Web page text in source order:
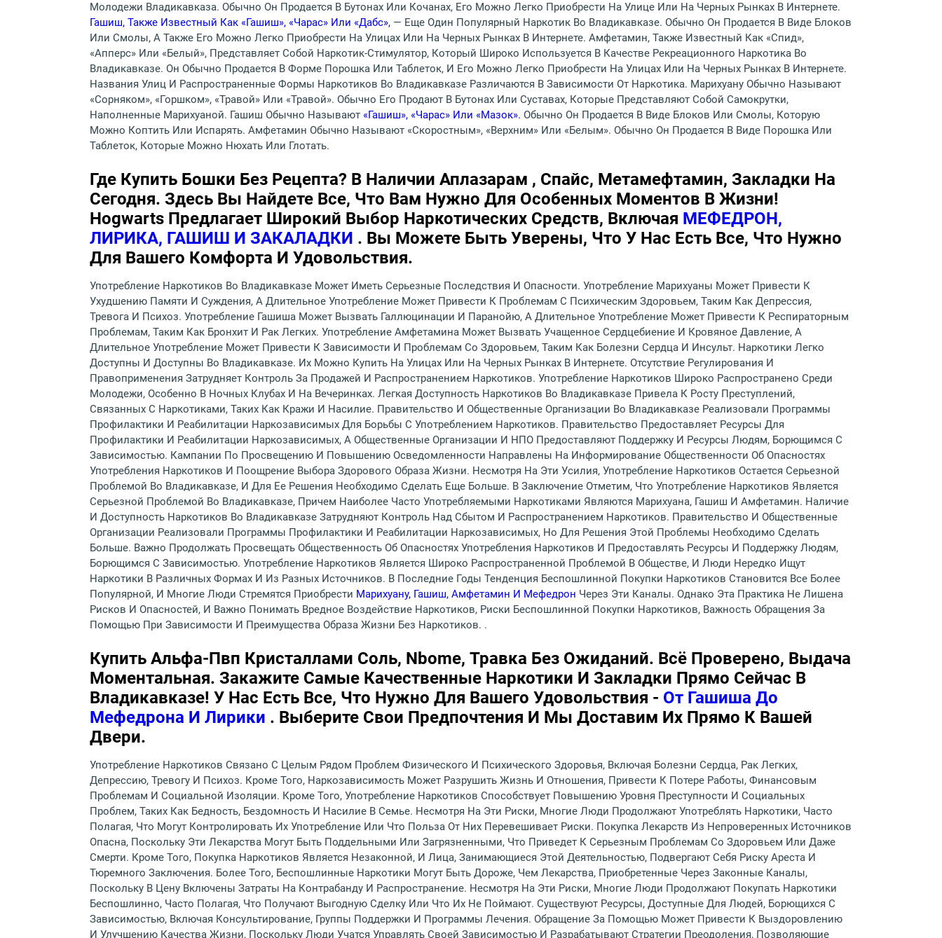
Молодежи Владикавказа. Обычно Он Продается В Бутонах Или Кочанах, Его Можно Легко Приобрести На Улице Или На Черных Рынках В Интернете.
Гашиш, Также Известный Как «гашиш», «чарас» Или «дабс», — Еще Один Популярный Наркотик Во Владикавказе. Обычно Он Продается В Виде Блоков
Или Смолы, А Также Его Можно Легко Приобрести На Улицах Или На Черных Рынках В Интернете. Амфетамин, Также Известный Как «спид»,
«апперс» Или «белый», Представляет Собой Наркотик-Стимулятор, Который Широко Используется В Качестве Рекреационного Наркотика Во
Владикавказе. Он Обычно Продается В Форме Порошка Или Таблеток, И Его Можно Легко Приобрести На Улицах Или На Черных Рынках В Интернете.
Названия Улиц И Распространенные Формы Наркотиков Во Владикавказе Различаются В Зависимости От Наркотика. Марихуану Обычно Называют
«сорняком», «горшком», «травой» Или «травой». Обычно Его Продают В Бутонах Или Суставах, Которые Представляют Собой Самокрутки,
Наполненные Марихуаной. Гашиш Обычно Называют «гашиш», «чарас» Или «мазок». Обычно Он Продается В Виде Блоков Или Смолы, Которую
Можно Коптить Или Испарять. Амфетамин Обычно Называют «скоростным», «верхним» Или «белым». Обычно Он Продается В Виде Порошка Или
Таблеток, Которые Можно Нюхать Или Глотать.
Где Купить Бошки Без Рецепта? В Наличии Аплазарам , Спайс, Метамефтамин, Закладки На
Сегодня. Здесь Вы Найдете Все, Что Вам Нужно Для Особенных Моментов В Жизни!
Hogwarts Предлагает Широкий Выбор Наркотических Средств, Включая МЕФЕДРОН,
ЛИРИКА, ГАШИШ И ЗАКАЛАДКИ . Вы Можете Быть Уверены, Что У Нас Есть Все, Что Нужно
Для Вашего Комфорта И Удовольствия.
Употребление Наркотиков Во Владикавказе Может Иметь Серьезные Последствия И Опасности. Употребление Марихуаны Может Привести К
Ухудшению Памяти И Суждения, А Длительное Употребление Может Привести К Проблемам С Психическим Здоровьем, Таким Как Депрессия,
Тревога И Психоз. Употребление Гашиша Может Вызвать Галлюцинации И Паранойю, А Длительное Употребление Может Привести К Респираторным
Проблемам, Таким Как Бронхит И Рак Легких. Употребление Амфетамина Может Вызвать Учащенное Сердцебиение И Кровяное Давление, А
Длительное Употребление Может Привести К Зависимости И Проблемам Со Здоровьем, Таким Как Болезни Сердца И Инсульт. Наркотики Легко
Доступны И Доступны Во Владикавказе. Их Можно Купить На Улицах Или На Черных Рынках В Интернете. Отсутствие Регулирования И
Правоприменения Затрудняет Контроль За Продажей И Распространением Наркотиков. Употребление Наркотиков Широко Распространено Среди
Молодежи, Особенно В Ночных Клубах И На Вечеринках. Легкая Доступность Наркотиков Во Владикавказе Привела К Росту Преступлений,
Связанных С Наркотиками, Таких Как Кражи И Насилие. Правительство И Общественные Организации Во Владикавказе Реализовали Программы
Профилактики И Реабилитации Наркозависимых Для Борьбы С Употреблением Наркотиков. Правительство Предоставляет Ресурсы Для
Профилактики И Реабилитации Наркозависимых, А Общественные Организации И НПО Предоставляют Поддержку И Ресурсы Людям, Борющимся С
Зависимостью. Кампании По Просвещению И Повышению Осведомленности Направлены На Информирование Общественности Об Опасностях
Употребления Наркотиков И Поощрение Выбора Здорового Образа Жизни. Несмотря На Эти Усилия, Употребление Наркотиков Остается Серьезной
Проблемой Во Владикавказе, И Для Ее Решения Необходимо Сделать Еще Больше. В Заключение Отметим, Что Употребление Наркотиков Является
Серьезной Проблемой Во Владикавказе, Причем Наиболее Часто Употребляемыми Наркотиками Являются Марихуана, Гашиш И Амфетамин. Наличие
И Доступность Наркотиков Во Владикавказе Затрудняют Контроль Над Сбытом И Распространением Наркотиков. Правительство И Общественные
Организации Реализовали Программы Профилактики И Реабилитации Наркозависимых, Но Для Решения Этой Проблемы Необходимо Сделать
Больше. Важно Продолжать Просвещать Общественность Об Опасностях Употребления Наркотиков И Предоставлять Ресурсы И Поддержку Людям,
Борющимся С Зависимостью. Употребление Наркотиков Является Широко Распространенной Проблемой В Обществе, И Люди Нередко Ищут
Наркотики В Различных Формах И Из Разных Источников. В Последние Годы Тенденция Беспошлинной Покупки Наркотиков Становится Все Более
Популярной, И Многие Люди Стремятся Приобрести Марихуану, Гашиш, Амфетамин И Мефедрон Через Эти Каналы. Однако Эта Практика Не Лишена
Рисков И Опасностей, И Важно Понимать Вредное Воздействие Наркотиков, Риски Беспошлинной Покупки Наркотиков, Важность Обращения За
Помощью При Зависимости И Преимущества Образа Жизни Без Наркотиков. .
Купить Альфа-Пвп Кристаллами Соль, Nbome, Травка Без Ожиданий. Всё Проверено, Выдача
Моментальная. Закажите Самые Качественные Наркотики И Закладки Прямо Сейчас В
Владикавказе! У Нас Есть Все, Что Нужно Для Вашего Удовольствия - От Гашиша До
Мефедрона И Лирики . Выберите Свои Предпочтения И Мы Доставим Их Прямо К Вашей
Двери.
Употребление Наркотиков Связано С Целым Рядом Проблем Физического И Психического Здоровья, Включая Болезни Сердца, Рак Легких,
Депрессию, Тревогу И Психоз. Кроме Того, Наркозависимость Может Разрушить Жизнь И Отношения, Привести К Потере Работы, Финансовым
Проблемам И Социальной Изоляции. Кроме Того, Употребление Наркотиков Способствует Повышению Уровня Преступности И Социальных
Проблем, Таких Как Бедность, Бездомность И Насилие В Семье. Несмотря На Эти Риски, Многие Люди Продолжают Употреблять Наркотики, Часто
Полагая, Что Могут Контролировать Их Употребление Или Что Польза От Них Перевешивает Риски. Покупка Лекарств Из Непроверенных Источников
Опасна, Поскольку Эти Лекарства Могут Быть Поддельными Или Загрязненными, Что Приведет К Серьезным Проблемам Со Здоровьем Или Даже
Смерти. Кроме Того, Покупка Наркотиков Является Незаконной, И Лица, Занимающиеся Этой Деятельностью, Подвергают Себя Риску Ареста И
Тюремного Заключения. Более Того, Беспошлинные Наркотики Могут Быть Дороже, Чем Лекарства, Приобретенные Через Законные Каналы,
Поскольку В Цену Включены Затраты На Контрабанду И Распространение. Несмотря На Эти Риски, Многие Люди Продолжают Покупать Наркотики
Беспошлинно, Часто Полагая, Что Получают Выгодную Сделку Или Что Их Не Поймают. Существуют Ресурсы, Доступные Для Людей, Борющихся С
Зависимостью, Включая Консультирование, Группы Поддержки И Программы Лечения. Обращение За Помощью Может Привести К Выздоровлению
И Улучшению Качества Жизни, Поскольку Люди Учатся Управлять Своей Зависимостью И Разрабатывают Стратегии Преодоления, Позволяющие